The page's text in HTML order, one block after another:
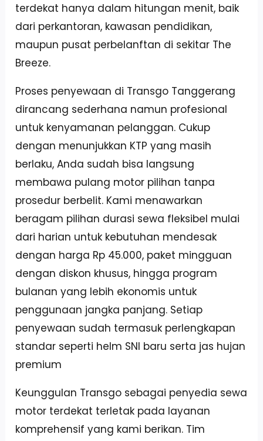
terdekat hanya dalam hitungan menit, baik
dari perkantoran, kawasan pendidikan,
maupun pusat perbelanftan di sekitar The
Breeze.
Proses penyewaan di Transgo Tanggerang
dirancang sederhana namun profesional
untuk kenyamanan pelanggan. Cukup
dengan menunjukkan KTP yang masih
berlaku, Anda sudah bisa langsung
membawa pulang motor pilihan tanpa
prosedur berbelit. Kami menawarkan
beragam pilihan durasi sewa fleksibel mulai
dari harian untuk kebutuhan mendesak
dengan harga Rp 45.000, paket mingguan
dengan diskon khusus, hingga program
bulanan yang lebih ekonomis untuk
penggunaan jangka panjang. Setiap
penyewaan sudah termasuk perlengkapan
standar seperti helm SNI baru serta jas hujan
premium
Keunggulan Transgo sebagai penyedia sewa
motor terdekat terletak pada layanan
komprehensif yang kami berikan. Tim